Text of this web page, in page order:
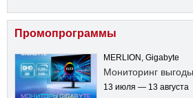
Промопрограммы
MERLION, Gigabyte
Мониторинг выгоды
13 июля — 13 августа